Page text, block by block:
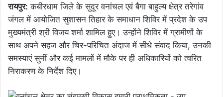
रायपुर: कबीरधाम जिले के सुदूर वनांचल एवं बैगा बाहुल्य क्षेत्र तरेगांव
जंगल में आयोजित सुशासन तिहार के समाधान शिविर में प्रदेश के उप
मुख्यमंत्री श्री विजय शर्मा शामिल हुए। उन्होंने शिविर में ग्रामीणों के
साथ अपने सहज और चिर-परिचित अंदाज में सीधे संवाद किया, उनकी
समस्याएं सुनीं और कई मामलों में मौके पर ही अधिकारियों को त्वरित
निराकरण के निर्देश दिए।